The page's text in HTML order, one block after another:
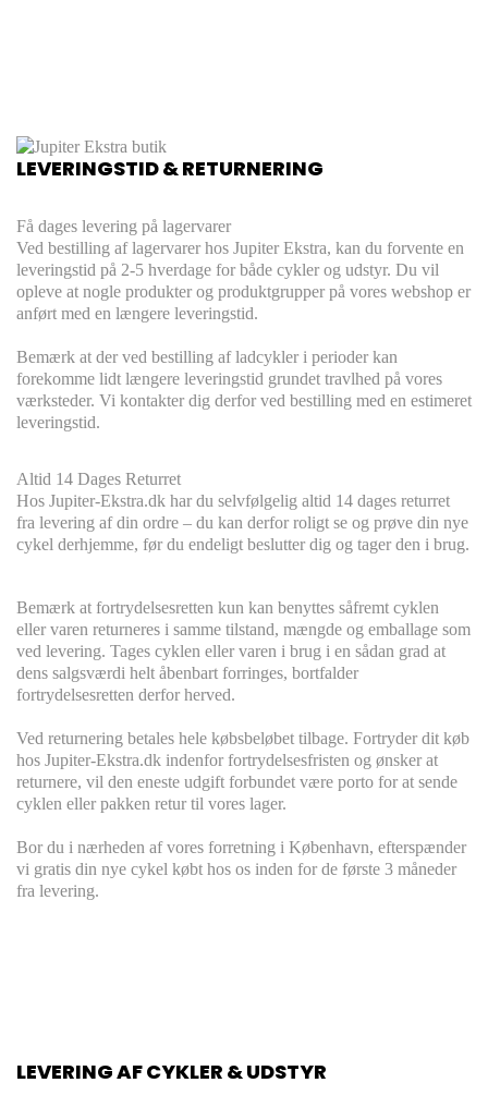
LEVERINGSTID & RETURNERING
Få dages levering på lagervarer
Ved bestilling af lagervarer hos Jupiter Ekstra, kan du forvente en
leveringstid på 2-5 hverdage for både cykler og udstyr. Du vil
opleve at nogle produkter og produktgrupper på vores webshop er
anført med en længere leveringstid.
Bemærk at der ved bestilling af ladcykler i perioder kan
forekomme lidt længere leveringstid grundet travlhed på vores
værksteder. Vi kontakter dig derfor ved bestilling med en estimeret
leveringstid.
Altid 14 Dages Returret
Hos Jupiter-Ekstra.dk har du selvfølgelig altid 14 dages returret
fra levering af din ordre – du kan derfor roligt se og prøve din nye
cykel derhjemme, før du endeligt beslutter dig og tager den i brug.
Bemærk at fortrydelsesretten kun kan benyttes såfremt cyklen
eller varen returneres i samme tilstand, mængde og emballage som
ved levering. Tages cyklen eller varen i brug i en sådan grad at
dens salgsværdi helt åbenbart forringes, bortfalder
fortrydelsesretten derfor herved.
Ved returnering betales hele købsbeløbet tilbage. Fortryder dit køb
hos Jupiter-Ekstra.dk indenfor fortrydelsesfristen og ønsker at
returnere, vil den eneste udgift forbundet være porto for at sende
cyklen eller pakken retur til vores lager.
Bor du i nærheden af vores forretning i København, efterspænder
vi gratis din nye cykel købt hos os inden for de første 3 måneder
fra levering.
LEVERING AF CYKLER & UDSTYR